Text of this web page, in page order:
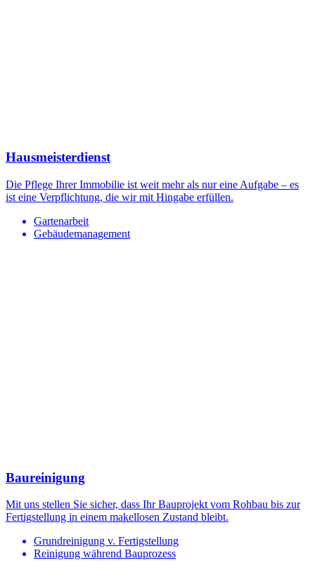
Hausmeisterdienst
Die Pflege Ihrer Immobilie ist weit mehr als nur eine Aufgabe – es
ist eine Verpflichtung, die wir mit Hingabe erfüllen.
Gartenarbeit
Gebäudemanagement
Baureinigung
Mit uns stellen Sie sicher, dass Ihr Bauprojekt vom Rohbau bis zur
Fertigstellung in einem makellosen Zustand bleibt.
Grundreinigung v. Fertigstellung
Reinigung während Bauprozess